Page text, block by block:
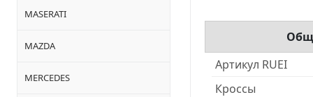
MASERATI
MAZDA
MERCEDES
Артикул RUEI
Кроссы